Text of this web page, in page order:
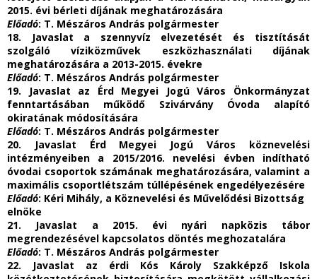
2015. évi bérleti díjának meghatározására
Előadó: T. Mészáros András polgármester
18. Javaslat a szennyvíz elvezetését és tisztítását
szolgáló víziközművek eszközhasználati díjának
meghatározására a 2013-2015. évekre
Előadó: T. Mészáros András polgármester
19. Javaslat az Érd Megyei Jogú Város Önkormányzat
fenntartásában működő Szivárvány Óvoda alapító
okiratának módosítására
Előadó: T. Mészáros András polgármester
20. Javaslat Érd Megyei Jogú Város köznevelési
intézményeiben a 2015/2016. nevelési évben indítható
óvodai csoportok számának meghatározására, valamint a
maximális csoportlétszám túllépésének engedélyezésére
Előadó: Kéri Mihály, a Köznevelési és Művelődési Bizottság
elnöke
21. Javaslat a 2015. évi nyári napközis tábor
megrendezésével kapcsolatos döntés meghozatalára
Előadó: T. Mészáros András polgármester
22. Javaslat az érdi Kós Károly Szakképző Iskola